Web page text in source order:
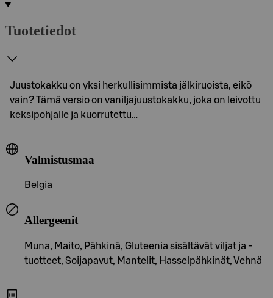
Tuotetiedot
Juustokakku on yksi herkullisimmista jälkiruoista, eikö
vain? Tämä versio on vaniljajuustokakku, joka on leivottu
keksipohjalle ja kuorrutettu…
Valmistusmaa
Belgia
Allergeenit
Muna, Maito, Pähkinä, Gluteenia sisältävät viljat ja -
tuotteet, Soijapavut, Mantelit, Hasselpähkinät, Vehnä